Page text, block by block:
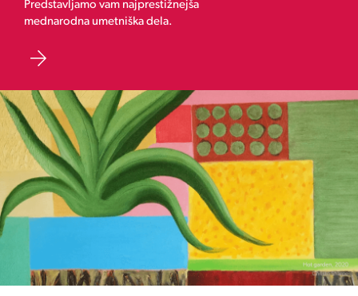
Predstavljamo vam najprestižnejša
mednarodna umetniška dela.